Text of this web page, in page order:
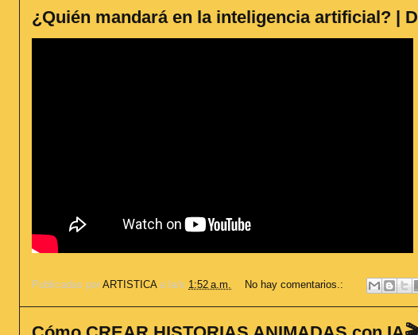
¿Quién mandará en la inteligencia artificial? |
Publicadas por ARTISTICA a la/s 1:52 a.m. No hay comentarios.: